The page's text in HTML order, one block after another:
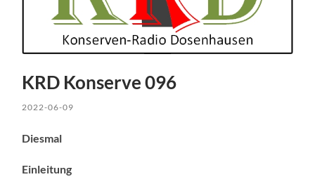
KRD Konserve 096
2022-06-09
Diesmal
Einleitung